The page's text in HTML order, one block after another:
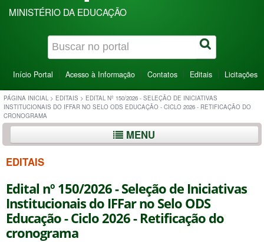
MINISTÉRIO DA EDUCAÇÃO
Início Portal Acesso à Informação Contatos Editais Licitações
PÁGINA INICIAL > EDITAIS > EDITAL Nº 150/2026 - SELEÇÃO DE INICIATIVAS
INSTITUCIONAIS DO IFFAR NO SELO ODS EDUCAÇÃO - CICLO 2026 - RETIFICAÇÃO DO
CRONOGRAMA
MENU
EDITAIS
Edital nº 150/2026 - Seleção de Iniciativas
Institucionais do IFFar no Selo ODS
Educação - Ciclo 2026 - Retificação do
cronograma